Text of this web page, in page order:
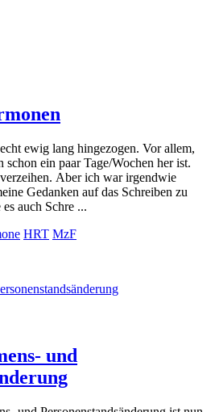
ewig lang hingezogen. Vor allem,
ein paar Tage/Wochen her ist.
Aber ich war irgendwie
Gedanken auf das Schreiben zu
auch Schre ...
HRT MzF
und